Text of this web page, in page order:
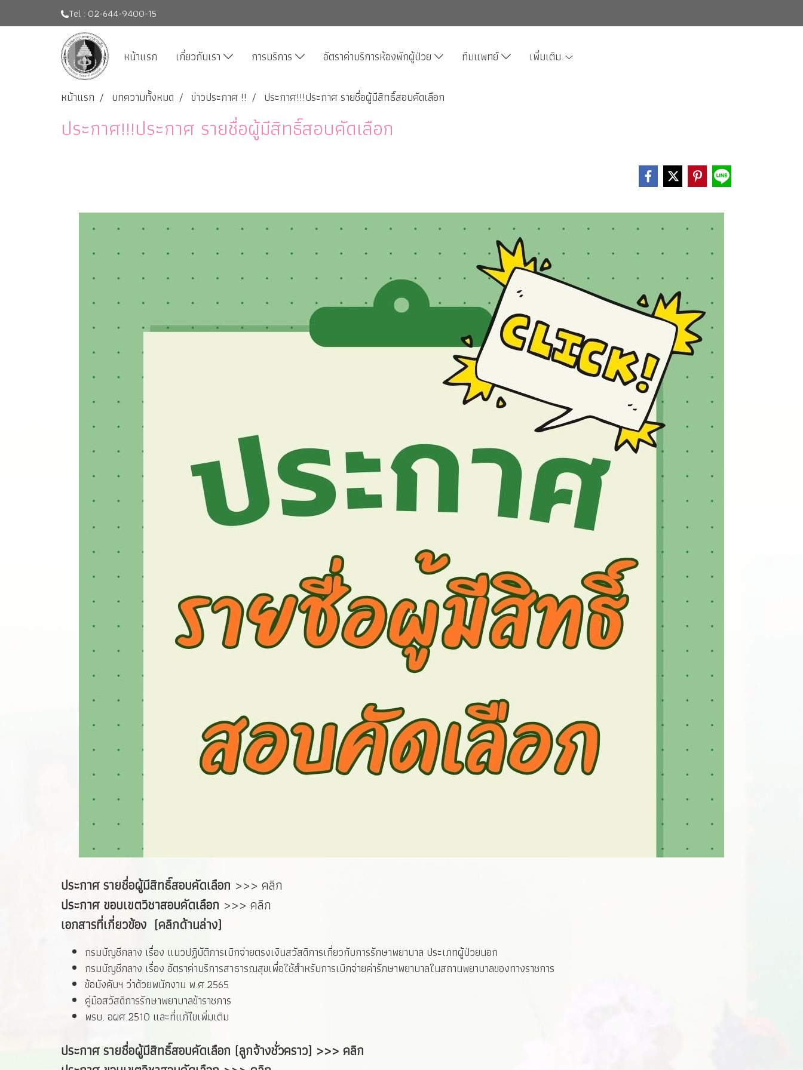
Tel : 02-644-9400-15
หน้าแรก เกี่ยวกับเรา การบริการ อัตราค่าบริการห้องพักผู้ป่วย ทีมแพทย์ เพิ่มเติม
หน้าแรก บทความทั้งหมด ข่าวประกาศ !! ประกาศ!!!ประกาศ รายชื่อผู้มีสิทธิ์สอบคัดเลือก
ประกาศ!!!ประกาศ รายชื่อผู้มีสิทธิ์สอบคัดเลือก
ประกาศ รายชื่อผู้มีสิทธิ์สอบคัดเลือก >>> คลิก
ประกาศ ขอบเขตวิชาสอบคัดเลือก >>> คลิก
เอกสารที่เกี่ยวข้อง (คลิกด้านล่าง)
กรมบัญชีกลาง เรื่อง แนวปฏิบัติการเบิกจ่ายตรงเงินสวัสดิการเกี่ยวกับการรักษาพยาบาล ประเภทผู้ป่วยนอก
กรมบัญชีกลาง เรื่อง อัตราค่าบริการสาธารณสุขเพื่อใช้สำหรับการเบิกจ่ายค่ารักษาพยาบาลในสถานพยาบาลของทางราชการ
ข้อบังคับฯ ว่าด้วยพนักงาน พ.ศ.2565
คู่มือสวัสดิการรักษาพยาบาลข้าราชการ
พรบ. อผศ.2510 และที่แก้ไขเพิ่มเติม
ประกาศ รายชื่อผู้มีสิทธิ์สอบคัดเลือก (ลูกจ้างชั่วคราว) >>> คลิก